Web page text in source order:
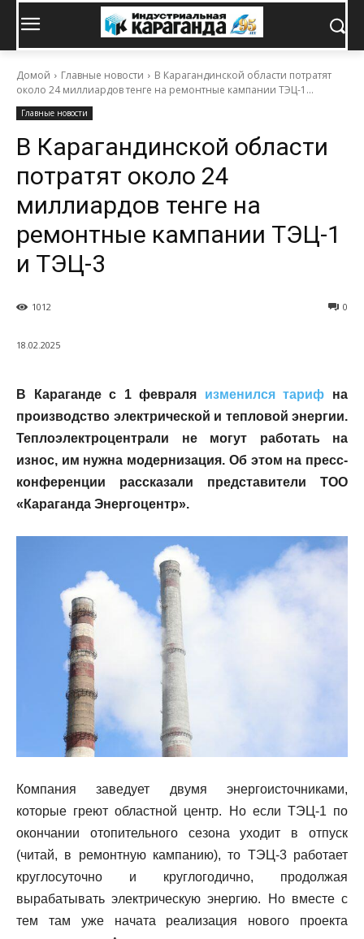
Домой Главные новости
В Карагандинской области потратят
около 24 миллиардов тенге на ремонтные кампании ТЭЦ-1...
Главные новости
В Карагандинской области
потратят около 24
миллиардов тенге на
ремонтные кампании ТЭЦ-1
и ТЭЦ-3
0
1012
18.02.2025
В Караганде с 1 февраля изменился тариф на
производство электрической и тепловой энергии.
Теплоэлектроцентрали не могут работать на
износ, им нужна модернизация. Об этом на пресс-
конференции рассказали представители ТОО
«Караганда Энергоцентр».
Компания заведует двумя энергоисточниками,
которые греют областной центр. Но если ТЭЦ-1 по
окончании отопительного сезона уходит в отпуск
(читай, в ремонтную кампанию), то ТЭЦ-3 работает
круглосуточно и круглогодично, продолжая
вырабатывать электрическую энергию. Но вместе с
тем там уже начата реализация нового проекта